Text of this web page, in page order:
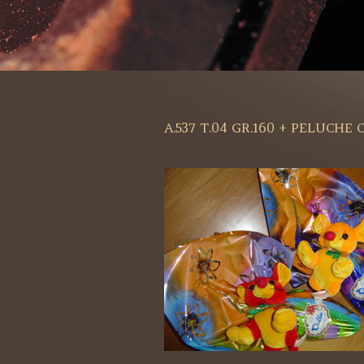
A.537 T.04 GR.160 + PELUCHE